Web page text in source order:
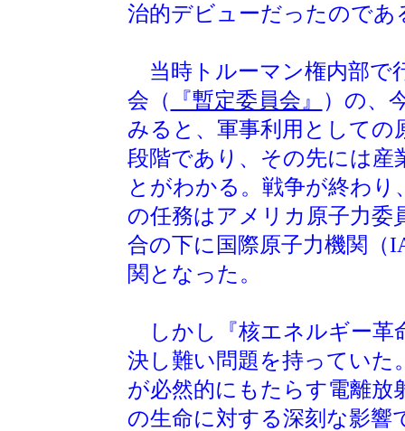
治的デビューだったのであ
当時トルーマン権内部で
会（ 『暫定委員会』
）の、
みると、軍事利用としての
段階であり、その先には産
とがわかる。戦争が終わ
の任務はアメリカ原子力委
合の下に国際原子力機関（
関となった。
しかし『核エネルギー革
決し難い問題を持っていた
が必然的にもたらす電離放
の生命に対する深刻な影